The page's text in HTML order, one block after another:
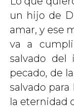
un hijo de
amar, y ese
va a
salvado del
pecado, de
salvado para
la eternidad